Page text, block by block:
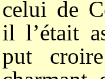
celui de
il l’était
put